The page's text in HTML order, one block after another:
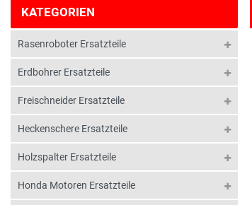
KATEGORIEN
Rasenroboter Ersatzteile
Erdbohrer Ersatzteile
Freischneider Ersatzteile
Heckenschere Ersatzteile
Holzspalter Ersatzteile
Honda Motoren Ersatzteile